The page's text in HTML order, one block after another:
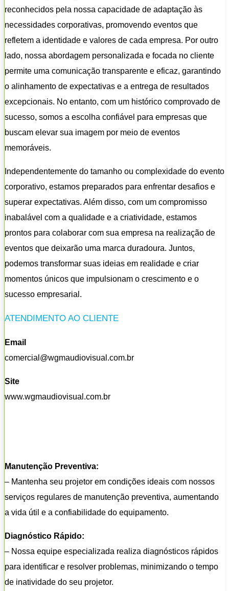
reconhecidos pela nossa capacidade de adaptação às
necessidades corporativas, promovendo eventos que
refletem a identidade e valores de cada empresa. Por outro
lado, nossa abordagem personalizada e focada no cliente
permite uma comunicação transparente e eficaz, garantindo
o alinhamento de expectativas e a entrega de resultados
excepcionais. No entanto, com um histórico comprovado de
sucesso, somos a escolha confiável para empresas que
buscam elevar sua imagem por meio de eventos
memoráveis.
Independentemente do tamanho ou complexidade do evento
corporativo, estamos preparados para enfrentar desafios e
superar expectativas. Além disso, com um compromisso
inabalável com a qualidade e a criatividade, estamos
prontos para colaborar com sua empresa na realização de
eventos que deixarão uma marca duradoura. Juntos,
podemos transformar suas ideias em realidade e criar
momentos únicos que impulsionam o crescimento e o
sucesso empresarial.
ATENDIMENTO AO CLIENTE
Email
comercial@wgmaudiovisual.com.br
Site
www.wgmaudiovisual.com.br
Manutenção Preventiva:
– Mantenha seu projetor em condições ideais com nossos
serviços regulares de manutenção preventiva, aumentando
a vida útil e a confiabilidade do equipamento.
Diagnóstico Rápido:
– Nossa equipe especializada realiza diagnósticos rápidos
para identificar e resolver problemas, minimizando o tempo
de inatividade do seu projetor.